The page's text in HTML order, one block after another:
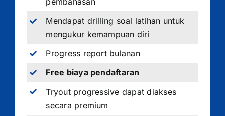
Mendapat drilling soal latihan untuk
mengukur kemampuan diri
Progress report bulanan
Free biaya pendaftaran
Tryout progressive dapat diakses
secara premium